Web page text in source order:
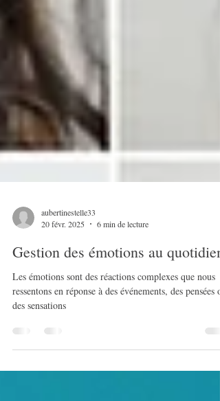
20 févr. 2025
6 min de lecture
Gestion des émotions au quotidien
Les émotions sont des réactions complexes que nous
des sensations